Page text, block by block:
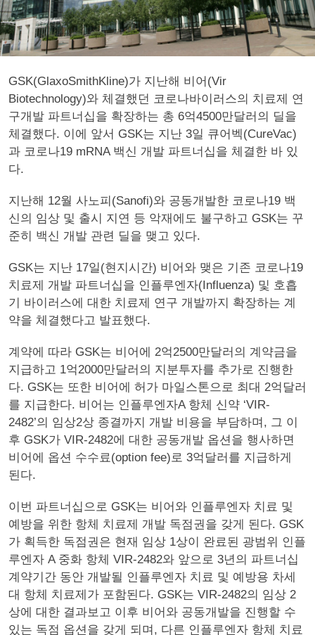
GSK(GlaxoSmithKline)가 지난해 비어(Vir
Biotechnology)와 체결했던 코로나바이러스의 치료제 연
구개발 파트너십을 확장하는 총 6억4500만달러의 딜을
체결했다. 이에 앞서 GSK는 지난 3일 큐어벡(CureVac)
과 코로나19 mRNA 백신 개발 파트너십을 체결한 바 있
다.
지난해 12월 사노피(Sanofi)와 공동개발한 코로나19 백
신의 임상 및 출시 지연 등 악재에도 불구하고 GSK는 꾸
준히 백신 개발 관련 딜을 맺고 있다.
GSK는 지난 17일(현지시간) 비어와 맺은 기존 코로나19
치료제 개발 파트너십을 인플루엔자(Influenza) 및 호흡
기 바이러스에 대한 치료제 연구 개발까지 확장하는 계
약을 체결했다고 발표했다.
계약에 따라 GSK는 비어에 2억2500만달러의 계약금을
지급하고 1억2000만달러의 지분투자를 추가로 진행한
다. GSK는 또한 비어에 허가 마일스톤으로 최대 2억달러
를 지급한다. 비어는 인플루엔자A 항체 신약 ‘VIR-
2482’의 임상2상 종결까지 개발 비용을 부담하며, 그 이
후 GSK가 VIR-2482에 대한 공동개발 옵션을 행사하면
비어에 옵션 수수료(option fee)로 3억달러를 지급하게
된다.
이번 파트너십으로 GSK는 비어와 인플루엔자 치료 및
예방을 위한 항체 치료제 개발 독점권을 갖게 된다. GSK
가 획득한 독점권은 현재 임상 1상이 완료된 광범위 인플
루엔자 A 중화 항체 VIR-2482와 앞으로 3년의 파트너십
계약기간 동안 개발될 인플루엔자 치료 및 예방용 차세
대 항체 치료제가 포함된다. GSK는 VIR-2482의 임상 2
상에 대한 결과보고 이후 비어와 공동개발을 진행할 수
있는 독점 옵션을 갖게 되며, 다른 인플루엔자 항체 치료